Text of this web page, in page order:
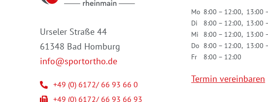
Urseler Straße 44
61348 Bad Homburg
info@sportortho.de
+49 (0) 6172/ 66 93 66 0
+49 (0) 6172/ 66 93 66 93
Mo 8:00 – 12:00, 13:00
Di
8:00 – 12:00, 13:00
Mi
8:00 – 12:00, 13:00
Do 8:00 – 12:00, 13:00
Fr
8:00 – 12:00
Termin vereinbaren